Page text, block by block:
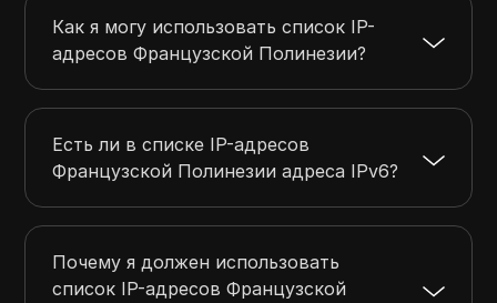
Как я могу использовать список IP-
адресов Французской Полинезии?
Есть ли в списке IP-адресов
Французской Полинезии адреса IPv6?
Почему я должен использовать
список IP-адресов Французской